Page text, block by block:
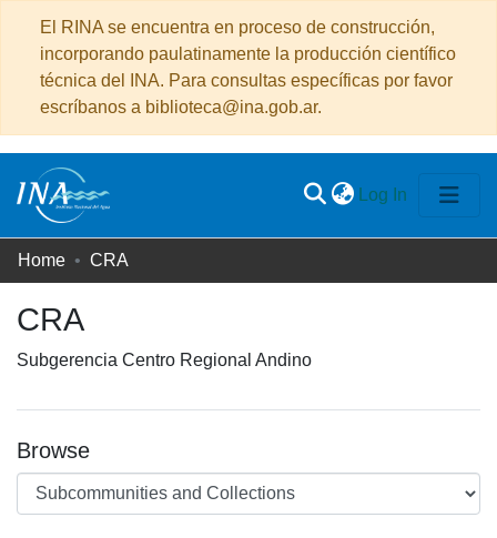
El RINA se encuentra en proceso de construcción,
incorporando paulatinamente la producción científico
técnica del INA. Para consultas específicas por favor
escríbanos a biblioteca@ina.gob.ar.
Log In (current)
Communities
&
Collections
All of DSpace
Statistics
Home CRA
CRA
Subgerencia Centro Regional Andino
Browse